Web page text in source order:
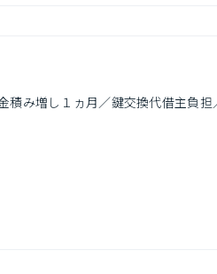
み増し１ヵ月／鍵交換代借主負